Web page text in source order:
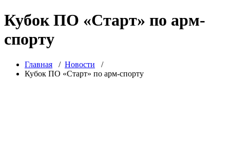
Кубок ПО «Старт» по арм-
спорту
Главная / Новости /
Кубок ПО «Старт» по арм-спорту